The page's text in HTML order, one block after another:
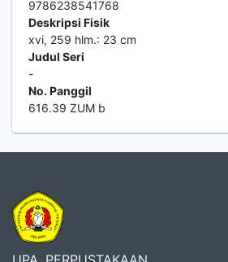
9786238541768
Deskripsi Fisik
xvi, 259 hlm.: 23 cm
Judul Seri
-
No. Panggil
616.39 ZUM b